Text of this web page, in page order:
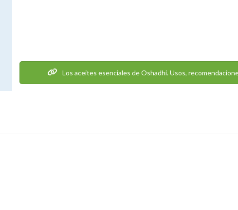
Los aceites esenciales de Oshadhi. Usos,